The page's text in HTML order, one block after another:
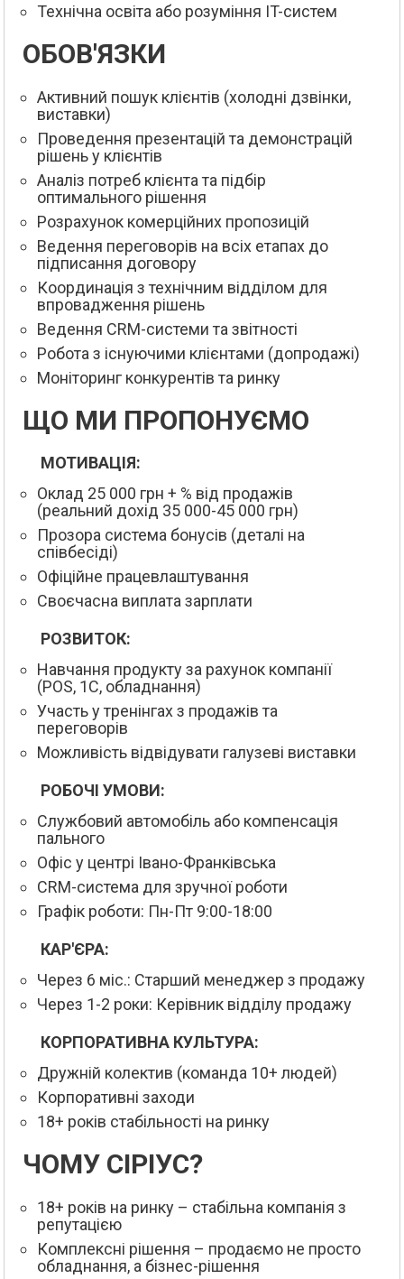
Технічна освіта або розуміння IT-систем
ОБОВ'ЯЗКИ
Активний пошук клієнтів (холодні дзвінки,
виставки)
Проведення презентацій та демонстрацій
рішень у клієнтів
Аналіз потреб клієнта та підбір
оптимального рішення
Розрахунок комерційних пропозицій
Ведення переговорів на всіх етапах до
підписання договору
Координація з технічним відділом для
впровадження рішень
Ведення CRM-системи та звітності
Робота з існуючими клієнтами (допродажі)
Моніторинг конкурентів та ринку
ЩО МИ ПРОПОНУЄМО
МОТИВАЦІЯ:
Оклад 25 000 грн + % від продажів
(реальний дохід 35 000-45 000 грн)
Прозора система бонусів (деталі на
співбесіді)
Офіційне працевлаштування
Своєчасна виплата зарплати
РОЗВИТОК:
Навчання продукту за рахунок компанії
(POS, 1С, обладнання)
Участь у тренінгах з продажів та
переговорів
Можливість відвідувати галузеві виставки
РОБОЧІ УМОВИ:
Службовий автомобіль або компенсація
пального
Офіс у центрі Івано-Франківська
CRM-система для зручної роботи
Графік роботи: Пн-Пт 9:00-18:00
КАР'ЄРА:
Через 6 міс.: Старший менеджер з продажу
Через 1-2 роки: Керівник відділу продажу
КОРПОРАТИВНА КУЛЬТУРА:
Дружній колектив (команда 10+ людей)
Корпоративні заходи
18+ років стабільності на ринку
ЧОМУ СІРІУС?
18+ років на ринку – стабільна компанія з
репутацією
Комплексні рішення – продаємо не просто
обладнання, а бізнес-рішення